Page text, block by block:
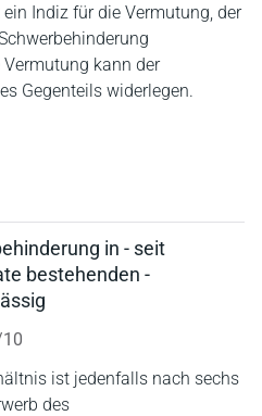
Indiz für die Vermutung, der
kann der
Gegenteils widerlegen.
in - seit
bestehenden -
ist jedenfalls nach sechs
des